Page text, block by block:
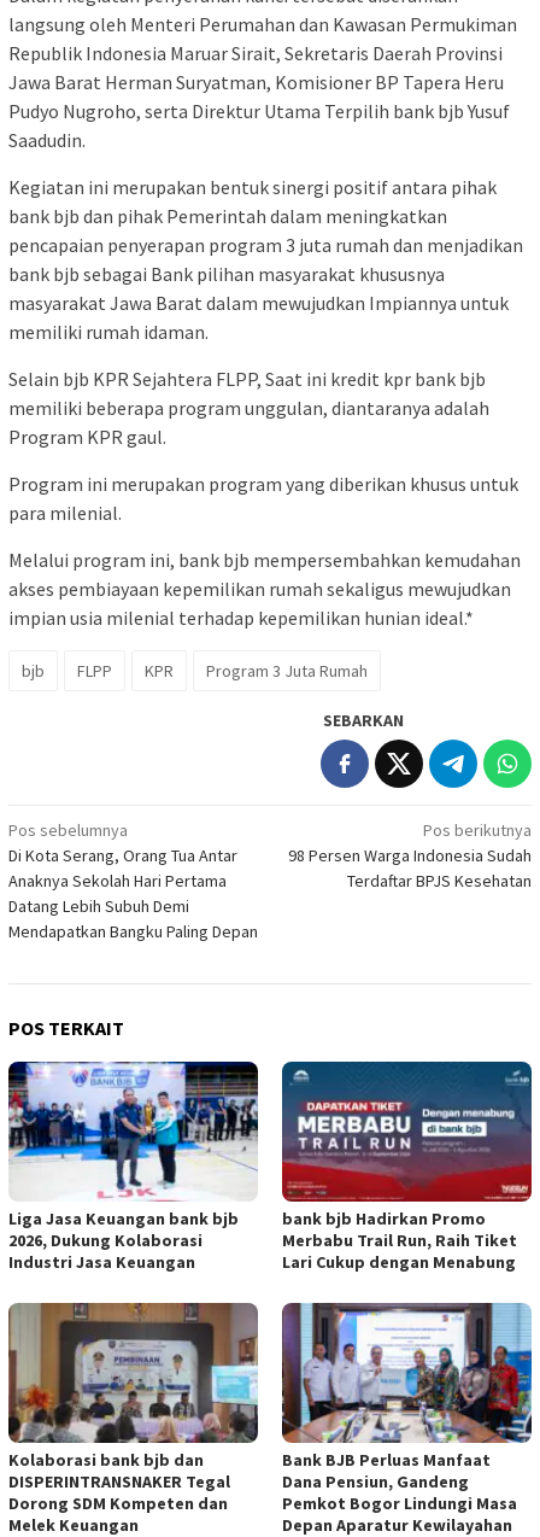
langsung oleh Menteri Perumahan dan Kawasan Permukiman
Republik Indonesia Maruar Sirait, Sekretaris Daerah Provinsi
Jawa Barat Herman Suryatman, Komisioner BP Tapera Heru
Pudyo Nugroho, serta Direktur Utama Terpilih bank bjb Yusuf
Saadudin.
Kegiatan ini merupakan bentuk sinergi positif antara pihak
bank bjb dan pihak Pemerintah dalam meningkatkan
pencapaian penyerapan program 3 juta rumah dan menjadikan
bank bjb sebagai Bank pilihan masyarakat khususnya
masyarakat Jawa Barat dalam mewujudkan Impiannya untuk
memiliki rumah idaman.
Selain bjb KPR Sejahtera FLPP, Saat ini kredit kpr bank bjb
memiliki beberapa program unggulan, diantaranya adalah
Program KPR gaul.
Program ini merupakan program yang diberikan khusus untuk
para milenial.
Melalui program ini, bank bjb mempersembahkan kemudahan
akses pembiayaan kepemilikan rumah sekaligus mewujudkan
impian usia milenial terhadap kepemilikan hunian ideal.*
bjb FLPP KPR Program 3 Juta Rumah
SEBARKAN
Navigasi
pos
Pos sebelumnya
Di Kota Serang, Orang Tua Antar
Anaknya Sekolah Hari Pertama
Datang Lebih Subuh Demi
Mendapatkan Bangku Paling Depan
Pos berikutnya
98 Persen Warga Indonesia Sudah
Terdaftar BPJS Kesehatan
POS TERKAIT
Liga Jasa Keuangan bank bjb
2026, Dukung Kolaborasi
Industri Jasa Keuangan
bank bjb Hadirkan Promo
Merbabu Trail Run, Raih Tiket
Lari Cukup dengan Menabung
Kolaborasi bank bjb dan
DISPERINTRANSNAKER Tegal
Dorong SDM Kompeten dan
Melek Keuangan
Bank BJB Perluas Manfaat
Dana Pensiun, Gandeng
Pemkot Bogor Lindungi Masa
Depan Aparatur Kewilayahan